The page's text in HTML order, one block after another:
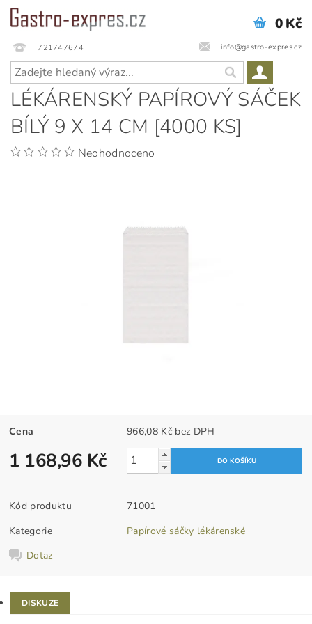
721747674 info@gastro-expres.cz
0 Kč
LÉKÁRENSKÝ PAPÍROVÝ SÁČEK
BÍLÝ 9 X 14 CM [4000 KS]
Neohodnoceno
Cena 966,08 Kč bez DPH
1 168,96 Kč
Kód produktu
71001
Kategorie
Papírové sáčky lékárenské
Dotaz
DISKUZE